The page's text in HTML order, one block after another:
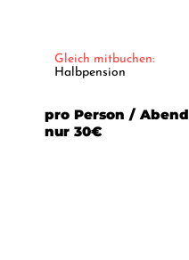
Gleich mitbuchen:
Halbpension
pro Person / Abend
nur 30€